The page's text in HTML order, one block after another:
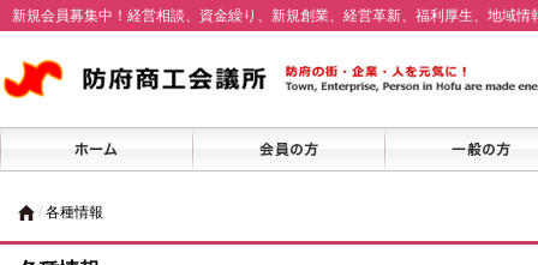
新規会員募集中！経営相談、資金繰り、新規創業、経営革新、福利厚生、地域
/ 各種情報